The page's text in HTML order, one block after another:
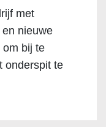
met
nieuwe
om bij te
onderspit te